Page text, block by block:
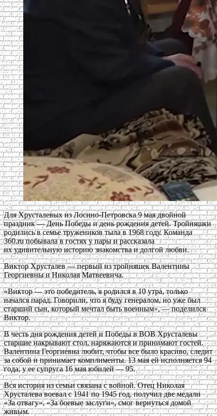
Для Хрусталевых из Лосино-Петровска 9 мая двойной
праздник — День Победы и день рождения детей. Тройняшки
родились в семье тружеников тыла в 1968 году. Команда
360.ru побывала в гостях у пары и рассказала
их удивительную историю знакомства и долгой любви.
Виктор Хрусталев — первый из тройняшек Валентины
Георгиевны и Николая Матвеевича.
«Виктор — это победитель, я родился в 10 утра, только
начался парад. Говорили, что я буду генералом, но уже был
старший сын, который мечтал быть военным», — поделился
Виктор.
В честь дня рождения детей и Победы в ВОВ Хрусталевы
старшие накрывают стол, наряжаются и принимают гостей.
Валентина Георгиевна любит, чтобы все было красиво, следит
за собой и принимает комплименты. 13 мая ей исполняется 94
года, у ее супруга 16 мая юбилей — 95.
Вся история из семьи связана с войной. Отец Николая
Хрусталева воевал с 1941 по 1945 год, получил две медали
«За отвагу», «За боевые заслуги», смог вернуться домой
живым.